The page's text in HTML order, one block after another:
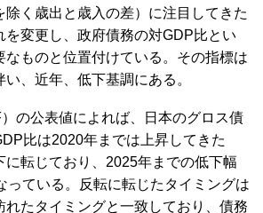
除く歳出と歳入の差）に注目してきた
を変更し、政府債務の対GDP比とい
なものと位置付けている。その指標は
、近年、低下基調にある。
の公表値によれば、日本のグロス債
比は2020年までは上昇してきた
に転じており、2025年までの低下幅
っている。反転に転じたタイミングは
れたタイミングと一致しており、債務